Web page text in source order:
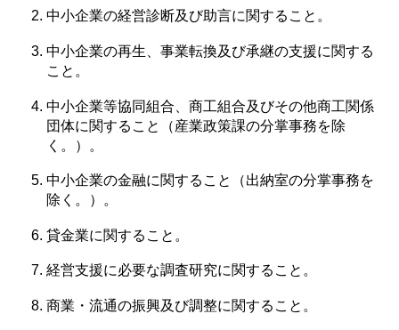
中小企業の経営診断及び助言に関すること。
中小企業の再生、事業転換及び承継の支援に関する
こと。
中小企業等協同組合、商工組合及びその他商工関係
団体に関すること（産業政策課の分掌事務を除
く。）。
中小企業の金融に関すること（出納室の分掌事務を
除く。）。
貸金業に関すること。
経営支援に必要な調査研究に関すること。
商業・流通の振興及び調整に関すること。